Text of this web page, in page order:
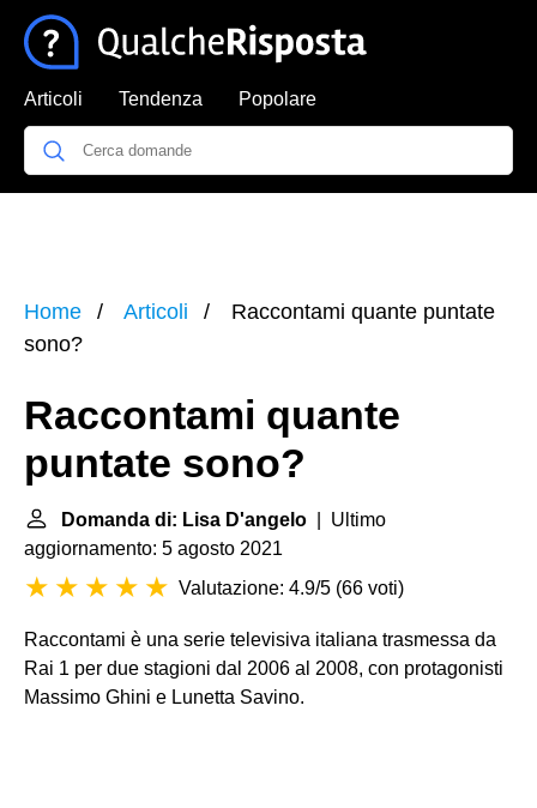
Articoli Tendenza Popolare
Home Articoli
Raccontami quante puntate
sono?
Raccontami quante
puntate sono?
Domanda di: Lisa D'angelo | Ultimo
aggiornamento: 5 agosto 2021
Valutazione: 4.9/5 (66 voti)
Raccontami è una serie televisiva italiana trasmessa da
Rai 1 per due stagioni dal 2006 al 2008, con protagonisti
Massimo Ghini e Lunetta Savino.